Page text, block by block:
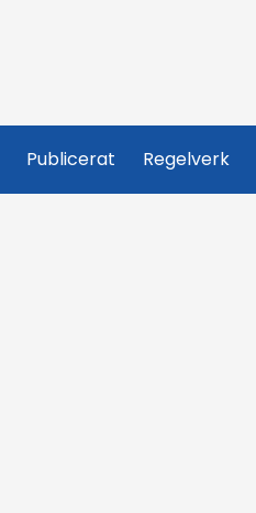
Publicerat Regelverk